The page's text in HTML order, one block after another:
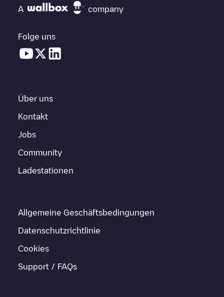
A company
Folge uns
Über uns
Kontakt
Jobs
Community
Ladestationen
Allgemeine Geschäftsbedingungen
Datenschutzrichtlinie
Cookies
Support / FAQs